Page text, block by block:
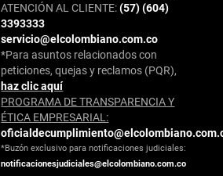
ATENCIÓN AL CLIENTE:(57) (604)
3393333
servicio@elcolombiano.com.co
*Para asuntos relacionados con
peticiones, quejas y reclamos (PQR),
haz clic aquí
PROGRAMA DE TRANSPARENCIA Y
ÉTICA EMPRESARIAL:
*Buzón exclusivo para notificaciones judiciales:
notificacionesjudiciales@elcolombiano.com.co